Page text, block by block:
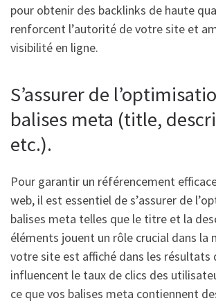
pour obtenir des backlinks de haute
renforcent l’autorité de votre site et
visibilité en ligne.
S’assurer de
balises meta (title,
etc.).
Pour garantir un référencement
web, il est essentiel de s’assurer de
balises meta telles que le titre et la
éléments jouent un rôle crucial dans la
votre site est affiché dans les résultats
influencent le taux de clics des
ce que vos balises meta contiennent